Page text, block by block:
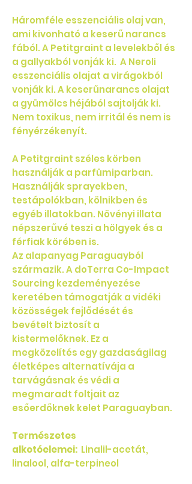
Háromféle esszenciális olaj van,
ami kivonható a keserű narancs
fából. A Petitgraint a levelekből és
a gallyakból vonják ki. A Neroli
esszenciális olajat a virágokból
vonják ki. A keserűnarancs olajat
a gyümölcs héjából sajtolják ki.
Nem toxikus, nem irritál és nem is
fényérzékenyít.
A Petitgraint széles körben
használják a parfümiparban.
Használják sprayekben,
testápolókban, kölnikben és
egyéb illatokban. Növényi illata
népszerűvé teszi a hölgyek és a
férfiak körében is.
Az alapanyag Paraguayból
származik. A doTerra Co-Impact
Sourcing kezdeményezése
keretében támogatják a vidéki
közösségek fejlődését és
bevételt biztosít a
kistermelőknek. Ez a
megközelítés egy gazdaságilag
életképes alternatívája a
tarvágásnak és védi a
megmaradt foltjait az
esőerdőknek kelet Paraguayban.
Természetes
alkotóelemei: Linalil-acetát,
linalool, alfa-terpineol